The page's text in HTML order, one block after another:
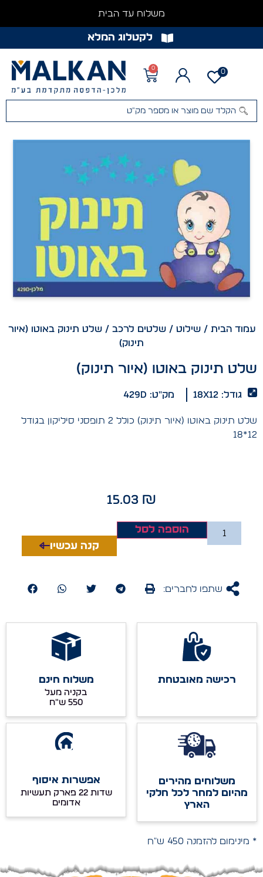
משלוח עד הבית
לקטלוג המלא
0
0
עמוד הבית/ שילוט/ שלטים לרכב/ שלט תינוק באוטו (איור
תינוק)
שלט תינוק באוטו (איור תינוק)
גודל: 18x12 מק"ט: 429D
שלט תינוק באוטו (איור תינוק) כולל 2 תופסני סיליקון בגודל
12*18
15.03₪
הוספה לסל
קנה עכשיו
שתפו לחברים:
רכישה מאובטחת משלוח חינם
בקניה מעל
משלוחים מהירים
מהיום למחר לכל חלקי
הארץ
אפשרות איסוף
שדות 22 פארק תעשיות
אדומים
* מינימום להזמנה 450 ש"ח